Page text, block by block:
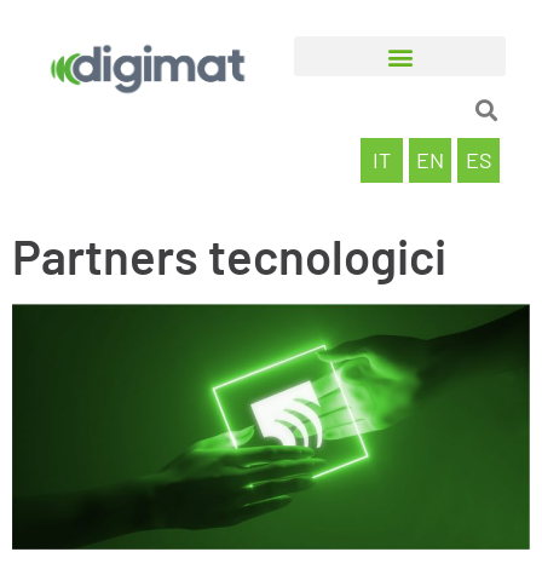
IT EN ES
Partners tecnologici